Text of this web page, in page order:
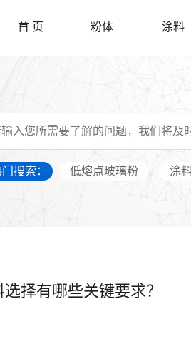
首 页 粉体 涂料
搜索： 低熔点玻璃粉 涂
择有哪些关键要求？